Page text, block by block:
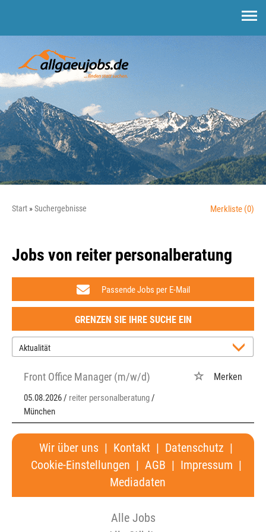
Start Suchergebnisse Merkliste (0)
Jobs von reiter personalberatung
Passende Jobs per E-Mail
GRENZEN SIE IHRE SUCHE EIN
Front Office Manager (m/w/d)
05.08.2026 / reiter personalberatung/
München
Merken
Wir über uns | Kontakt | Datenschutz |
Cookie-Einstellungen | AGB | Impressum |
Mediadaten
Alle Jobs